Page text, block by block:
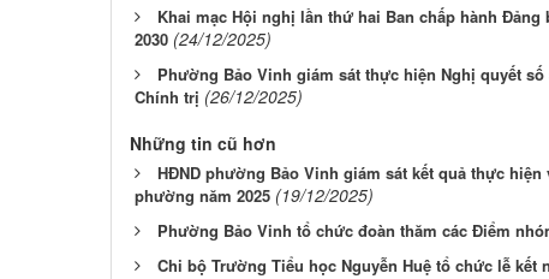
Khai mạc Hội nghị lần thứ hai Ban chấp hành
2030 (24/12/2025)
Phường Bảo Vinh giám sát thực hiện Nghị quyết số
Chính trị (26/12/2025)
Những tin cũ hơn
HĐND phường Bảo Vinh giám sát kết quả thực
phường năm 2025 (19/12/2025)
Phường Bảo Vinh tổ chức đoàn thăm các Điểm
Chi bộ Trường Tiểu học Nguyễn Huệ tổ chức lễ kết